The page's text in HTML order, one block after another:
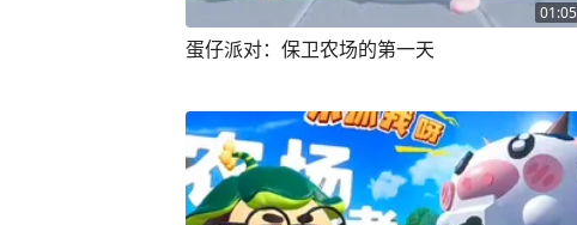
01:05
蛋仔派对：保卫农场的第一天